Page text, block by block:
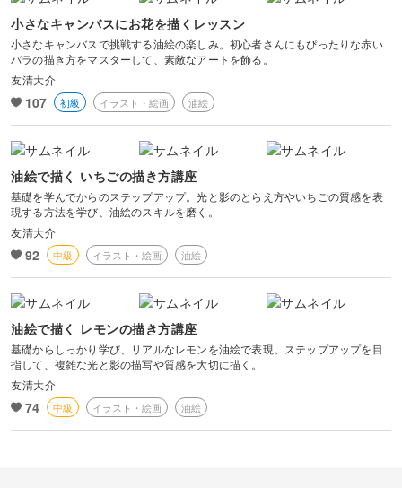
小さなキャンバスにお花を描くレッスン
小さなキャンバスで挑戦する油絵の楽しみ。初心者さんにもぴったりな赤い
バラの描き方をマスターして、素敵なアートを飾る。
友清大介
107 初級 イラスト・絵画 油絵
油絵で描く いちごの描き方講座
基礎を学んでからのステップアップ。光と影のとらえ方やいちごの質感を表
現する方法を学び、油絵のスキルを磨く。
友清大介
92 中級 イラスト・絵画 油絵
油絵で描く レモンの描き方講座
基礎からしっかり学び、リアルなレモンを油絵で表現。ステップアップを目
指して、複雑な光と影の描写や質感を大切に描く。
友清大介
74 中級 イラスト・絵画 油絵